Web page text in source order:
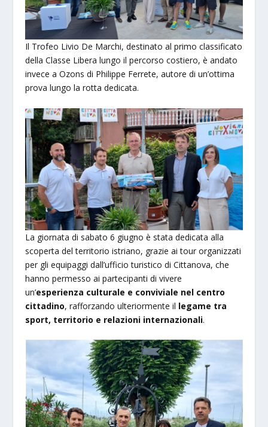
Il Trofeo Livio De Marchi, destinato al primo classificato
della Classe Libera lungo il percorso costiero, è andato
invece a Ozons di Philippe Ferrete, autore di un’ottima
prova lungo la rotta dedicata.
La giornata di sabato 6 giugno è stata dedicata alla
scoperta del territorio istriano, grazie ai tour organizzati
per gli equipaggi dall’ufficio turistico di Cittanova, che
hanno permesso ai partecipanti di vivere
un’esperienza culturale e conviviale nel centro
cittadino, rafforzando ulteriormente il legame tra
sport, territorio e relazioni internazionali.